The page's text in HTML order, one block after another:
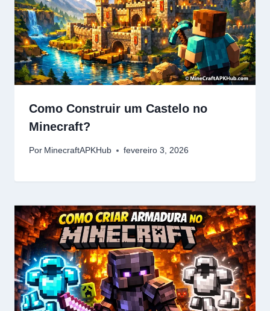
Como Construir um Castelo no
Minecraft?
Por MinecraftAPKHub fevereiro 3, 2026